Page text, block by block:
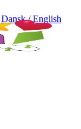
Dansk/English